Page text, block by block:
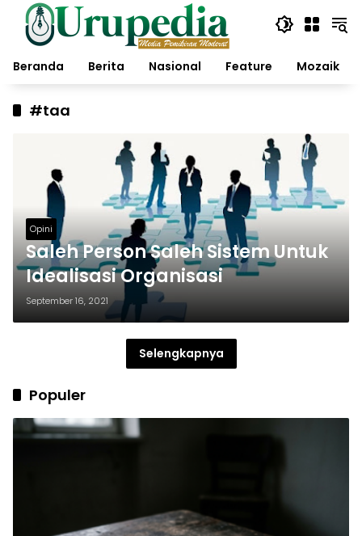
Langsung
konten
Beranda
Berita Nasional Feature Mozaik
#taa
Opini
Saleh Person Saleh Sistem Untuk
Idealisasi Organisasi
September 16, 2021
Selengkapnya
Populer